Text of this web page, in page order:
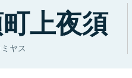
上夜須
ヤス